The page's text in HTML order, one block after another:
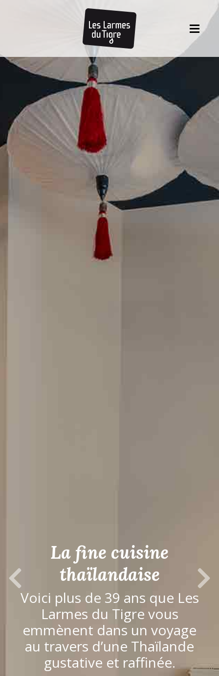
Previous Slide Next
La fine cuisine
thaïlandaise
Voici plus de 39 ans que Les
Larmes du Tigre vous
emmènent dans un voyage
au travers d’une Thaïlande
gustative et raffinée.